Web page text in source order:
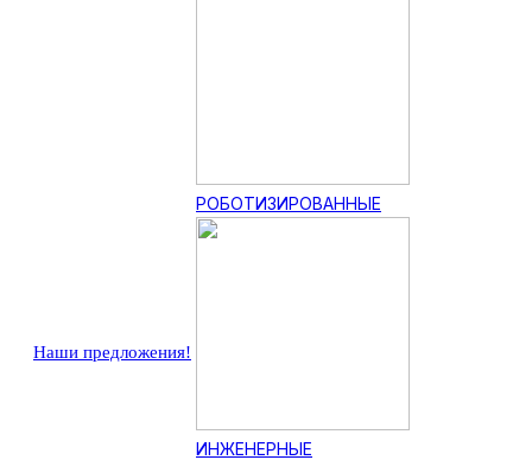
Наши предложения!
РОБОТИЗИРОВАННЫЕ
ИНЖЕНЕРНЫЕ